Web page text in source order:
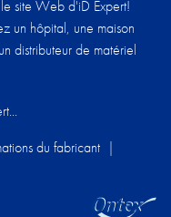
site Web d'iD Expert!
un hôpital, une maison
distributeur de matériel
du fabricant |